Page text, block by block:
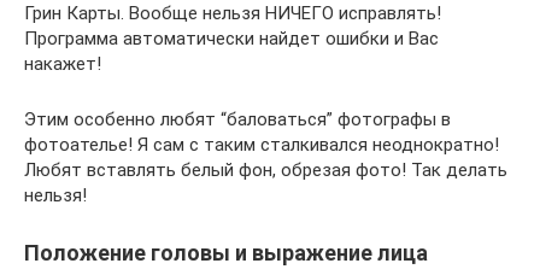
Грин Карты. Вообще нельзя НИЧЕГО исправлять!
Программа автоматически найдет ошибки и Вас
накажет!
Этим особенно любят “баловаться” фотографы в
фотоателье! Я сам с таким сталкивался неоднократно!
Любят вставлять белый фон, обрезая фото! Так делать
нельзя!
Положение головы и выражение лица